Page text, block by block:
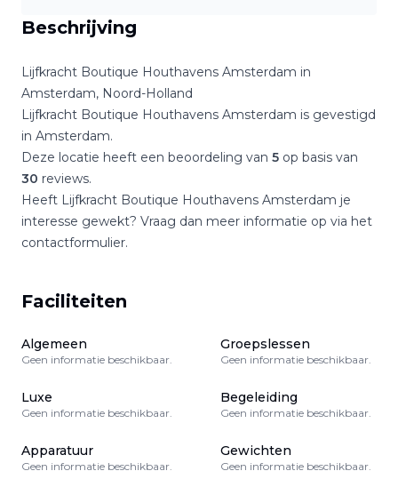
Beschrijving
Lijfkracht Boutique Houthavens Amsterdam in
Amsterdam, Noord-Holland
Lijfkracht Boutique Houthavens Amsterdam is gevestigd
in Amsterdam.
Deze locatie heeft een beoordeling van 5 op basis van
30 reviews.
Heeft Lijfkracht Boutique Houthavens Amsterdam je
interesse gewekt? Vraag dan meer informatie op via het
contactformulier.
Faciliteiten
Algemeen
Geen informatie beschikbaar.
Groepslessen
Geen informatie beschikbaar.
Luxe
Geen informatie beschikbaar.
Begeleiding
Geen informatie beschikbaar.
Apparatuur
Geen informatie beschikbaar.
Gewichten
Geen informatie beschikbaar.